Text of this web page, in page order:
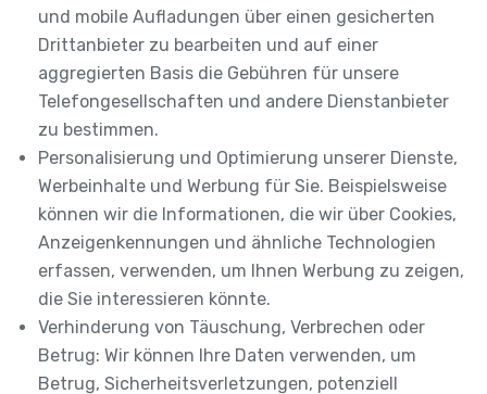
und mobile Aufladungen über einen gesicherten
Drittanbieter zu bearbeiten und auf einer
aggregierten Basis die Gebühren für unsere
Telefongesellschaften und andere Dienstanbieter
zu bestimmen.
Personalisierung und Optimierung unserer Dienste,
Werbeinhalte und Werbung für Sie. Beispielsweise
können wir die Informationen, die wir über Cookies,
Anzeigenkennungen und ähnliche Technologien
erfassen, verwenden, um Ihnen Werbung zu zeigen,
die Sie interessieren könnte.
Verhinderung von Täuschung, Verbrechen oder
Betrug: Wir können Ihre Daten verwenden, um
Betrug, Sicherheitsverletzungen, potenziell